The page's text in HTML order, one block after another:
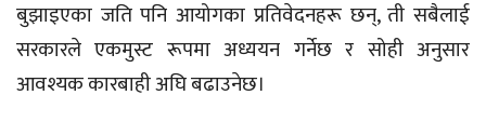
बुझाइएका जति पनि आयोगका प्रतिवेदनहरू छन्, ती सबैलाई
सरकारले एकमुस्ट रूपमा अध्ययन गर्नेछ र सोही अनुसार
आवश्यक कारबाही अघि बढाउनेछ।